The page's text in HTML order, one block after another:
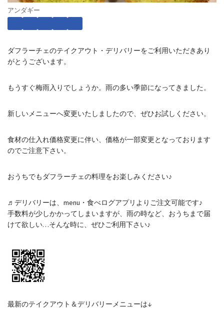
アンダギー
ダフラーチェのテイクアウト・デリバリーをご利用いただきあり
がとうございます。
もうすぐ梅雨入りでしょうか。雨の多い季節になってきました。
新しいメニューへ変更いたしましたので、ぜひお試しください。
食材の仕入れ価格変更に伴い、価格が一部変更となっております
のでご注意下さい。
おうちでもダフラーチェの料理をお楽しみください♪
♬デリバリーは、menu・食べログアプリよりご注文可能です♪
手数料が少しかかってしまいますが、雨の時など、おうちまで届
けて欲しい…そんな時に、ぜひご利用下さい♪
最新のテイクアウト＆デリバリーメニューは↓